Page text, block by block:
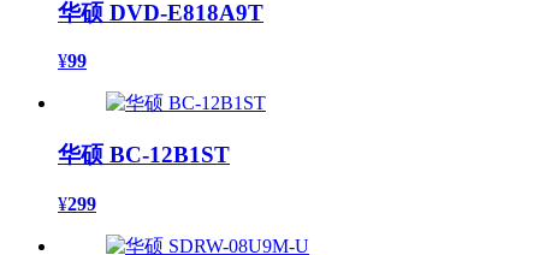
华硕 DVD-E818A9T
¥99
华硕 BC-12B1ST
¥299